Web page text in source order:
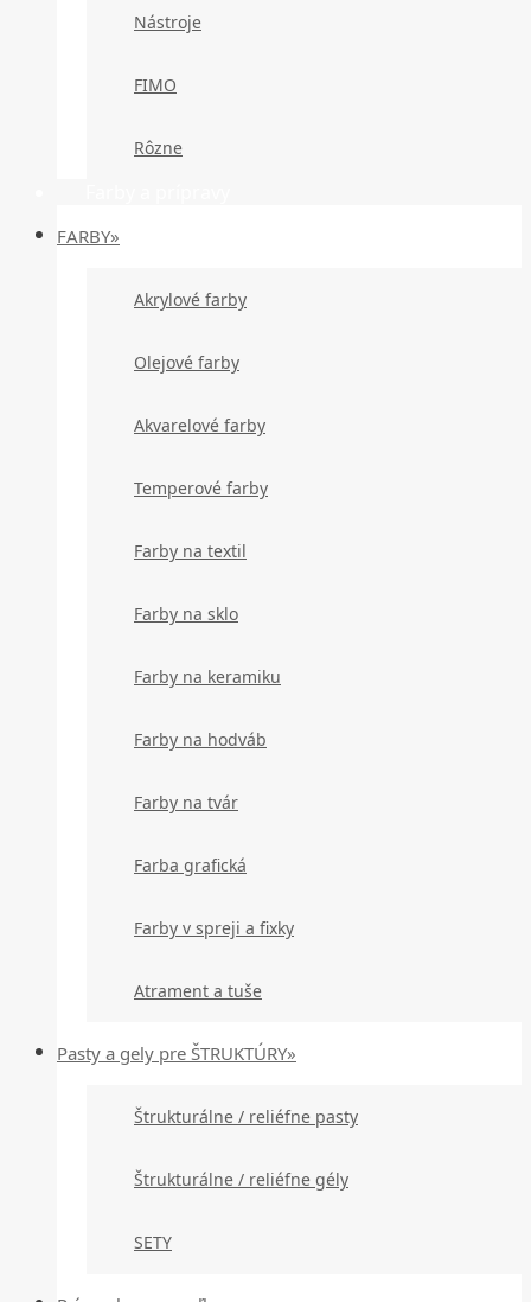
Nástroje
FIMO
Rôzne
FARBY»
Akrylové farby
Olejové farby
Akvarelové farby
Temperové farby
Farby na textil
Farby na sklo
Farby na keramiku
Farby na hodváb
Farby na tvár
Farba grafická
Farby v spreji a fixky
Atrament a tuše
Pasty a gely pre ŠTRUKTÚRY»
Štrukturálne / reliéfne pasty
Štrukturálne / reliéfne gély
SETY